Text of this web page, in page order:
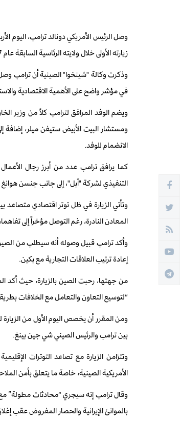
وصل الرئيس الأمريكي دونالد ترامب، اليوم
زيارته الأولى خلال ولايته الرئاسية السابقة عام 2017، وسط ترقب عالمي لنتائج اللقاء المرتقب مع الرئيس الصيني شي جين بينغ.
وذكرت وكالة "شينخوا" الصينية أن ترامب
في مؤشر واضح على الأهمية الاقتصادية
ويضم الوفد المرافق لترامب كلاً من وزير
ومستشار البيت الأبيض ستيفن ميلر، إضافة
الانضمام للوفد.
كما يرافق ترامب عدد من أبرز رجال
التنفيذي لشركة "آبل"، إلى جانب جنسن هوانغ رئيس
وتأتي الزيارة في ظل توتر اقتصادي متصاعد
المعادن النادرة، رغم التوصل مؤخراً إلى
وأكد ترامب قبيل وصوله أنه سيطلب من الصين
إعادة ترتيب العلاقات التجارية مع بكين.
من جهتها، رحبت الصين بالزيارة، حيث أكد
“لتوسيع التعاون والتعامل مع الخلافات
ومن المقرر أن يخصص اليوم الأول من
بين ترامب والرئيس الصيني شي جين بينغ.
وتتزامن الزيارة مع تصاعد التوترات
الأمريكية الصينية، خاصة ما يتعلق بأمن
وقال ترامب إنه سيجري “محادثات مطولة” مع
بالموانئ الإيرانية والحصار المفروض عقب